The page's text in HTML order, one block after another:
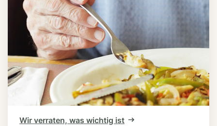
Wir verraten, was wichtig ist